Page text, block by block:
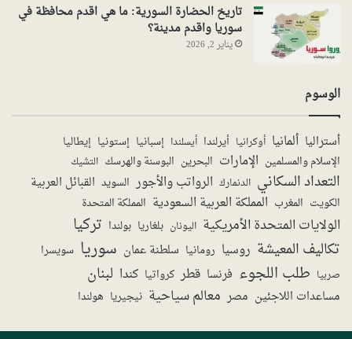
تاريخ الحضارة السورية: ما هي اقدم محافظة في
سوريا واقدم مدينة؟
يناير 2, 2026
الوسوم
أستراليا ألمانيا أوكرانيا أيرلندا أيسلندا إسبانيا إستونيا إيطاليا
الإسلام والمسلمين الإمارات البحرين البوسنة والهرسك التشيك
التعداد السكاني الدنمارك الرواتب والأجور السويد القبائل العربية
الكويت المغرب المملكة العربية السعودية المملكة المتحدة
الولايات المتحدة الأمريكية اليونان بلغاريا بولندا تركيا
تكاليف المعيشة روسيا رومانيا سلطنة عمان سوريا سويسرا
صربيا طلب اللجوء فرنسا قطر كرواتيا كندا لبنان
مساعدات اللاجئين مصر معالم سياحية نيجيريا هولندا